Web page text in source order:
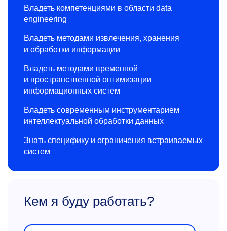
Владеть компетенциями в области data
engineering
Владеть методами извлечения, хранения
и обработки информации
Владеть методами временной
и пространственной оптимизации
информационных систем
Владеть современным инструментарием
интеллектуальной обработки данных
Знать специфику и ограничения встраиваемых
систем
Кем я буду работать?